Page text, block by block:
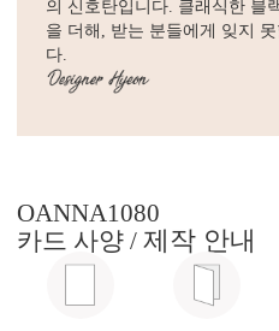
의 신호탄입니다. 클래식한 블
을 더해, 받는 분들에게 잊지
다.
OANNA1080
카드 사양 / 제작 안내